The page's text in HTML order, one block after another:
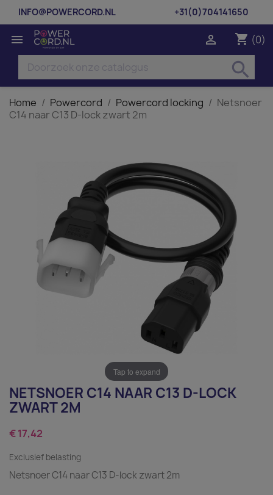
INFO@POWERCORD.NL +31(0)704141650
 shopping_cart (0)

search
Home Powercord Powercord locking
Netsnoer
C14 naar C13 D-lock zwart 2m
Tap to expand
NETSNOER C14 NAAR C13 D-LOCK
ZWART 2M
€ 17,42
Exclusief belasting
Netsnoer C14 naar C13 D-lock zwart 2m